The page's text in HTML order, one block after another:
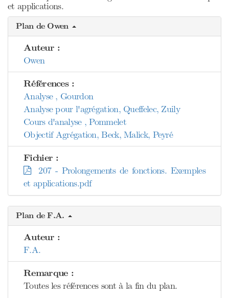
et applications.
Plan de Owen
Auteur :
Owen
Références :
Analyse , Gourdon
Analyse pour l'agrégation, Queffelec, Zuily
Cours d'analyse , Pommelet
Objectif Agrégation, Beck, Malick, Peyré
Fichier :
207 - Prolongements de fonctions. Exemples
et applications.pdf
Plan de F.A.
Auteur :
F.A.
Remarque :
Toutes les références sont à la fin du plan.